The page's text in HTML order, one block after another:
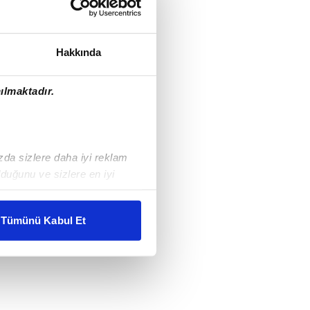
Hakkında
sizlere daha iyi reklam
ve sizlere en iyi
gösterilmeyecektir."
kullanılmaktadır. Bu
sunulması
Tümünü Kabul Et